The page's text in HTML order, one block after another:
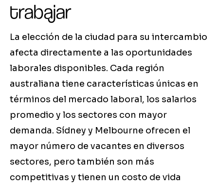
trabajar
La elección de la ciudad para su intercambio
afecta directamente a las oportunidades
laborales disponibles. Cada región
australiana tiene características únicas en
términos del mercado laboral, los salarios
promedio y los sectores con mayor
demanda. Sídney y Melbourne ofrecen el
mayor número de vacantes en diversos
sectores, pero también son más
competitivas y tienen un costo de vida